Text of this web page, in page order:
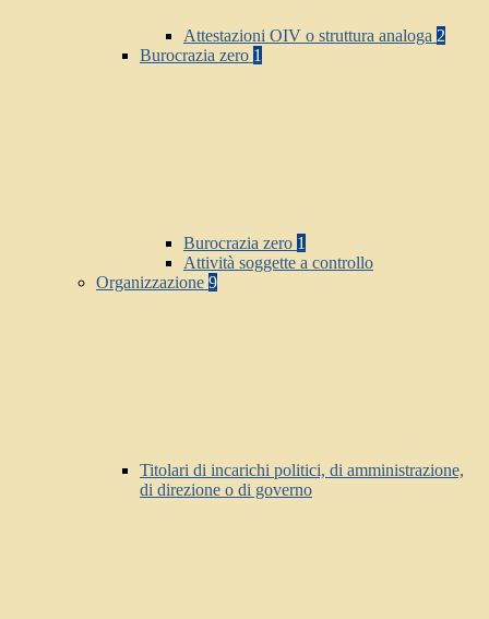
Attestazioni OIV o struttura analoga 2
Burocrazia zero 1
Burocrazia zero 1
Attività soggette a controllo
Organizzazione 9
Titolari di incarichi politici, di amministrazione,
di direzione o di governo